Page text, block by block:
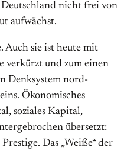
Deutschland nicht frei von
aufwächst.
Auch sie ist heute mit
verkürzt und zum einen
Denksystem nord-
Ökonomisches
soziales Kapital,
übersetzt:
Das „Weiße“ der